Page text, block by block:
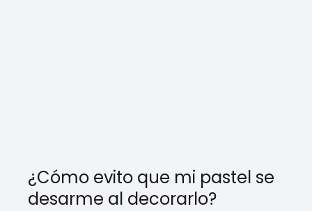
¿Cómo evito que mi pastel se
desarme al decorarlo?